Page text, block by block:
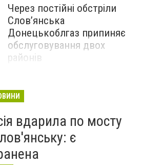
Через постійні обстріли
Слов’янська
Донецькоблгаз припиняє
обслуговування двох
районів
6 серпня у Слов'янську
через річку Казенний
Торець
вдарила по мосту
є